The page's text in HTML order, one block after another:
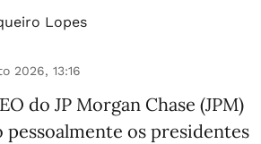
Lopes
2026, 13:16
do JP Morgan Chase (JPM)
os presidentes